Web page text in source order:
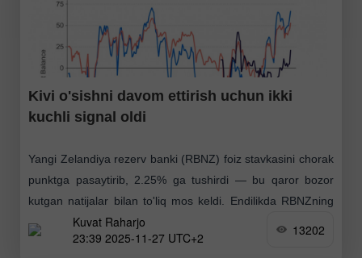
Kivi o'sishni davom ettirish uchun ikki
kuchli signal oldi
Yangi Zelandiya rezerv banki (RBNZ) foiz stavkasini chorak
punktga pasaytirib, 2.25% ga tushirdi — bu qaror bozor
kutgan natijalar bilan to'liq mos keldi. Endilikda RBNZning
keyingi harakatlari bo'yicha bozor kayfiyati
Kuvat Raharjo
23:39 2025-11-27 UTC+2
13202